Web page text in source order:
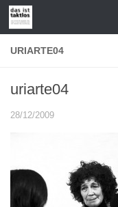
Zum Inhalt springen
URIARTE04
uriarte04
28/12/2009